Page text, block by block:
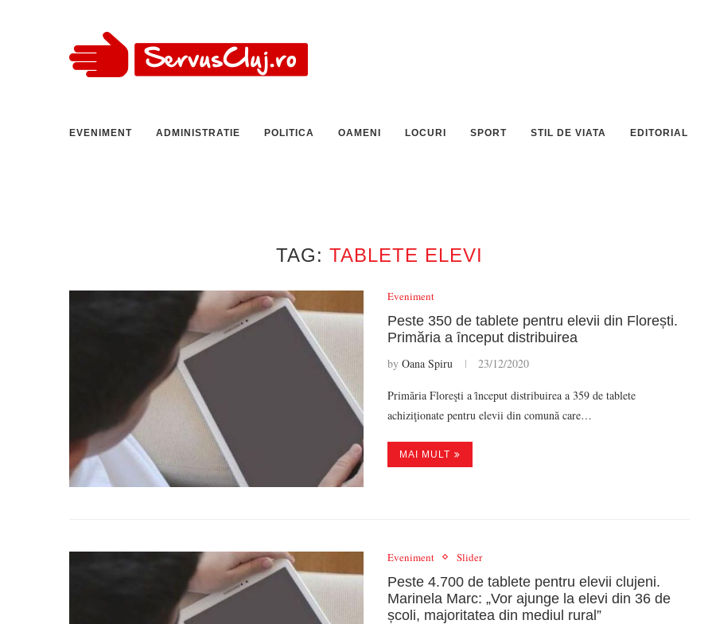
EVENIMENT ADMINISTRATIE POLITICA OAMENI LOCURI SPORT STIL DE VIATA EDITORIAL
TAG: TABLETE ELEVI
Eveniment
Peste 350 de tablete pentru elevii din Florești.
Primăria a ȋnceput distribuirea
by Oana Spiru 23/12/2020
Primăria Floreşti a ȋnceput distribuirea a 359 de tablete
achiziţionate pentru elevii din comună care…
MAI MULT
Eveniment Slider
Peste 4.700 de tablete pentru elevii clujeni.
Marinela Marc: „Vor ajunge la elevi din 36 de
școli, majoritatea din mediul rural”